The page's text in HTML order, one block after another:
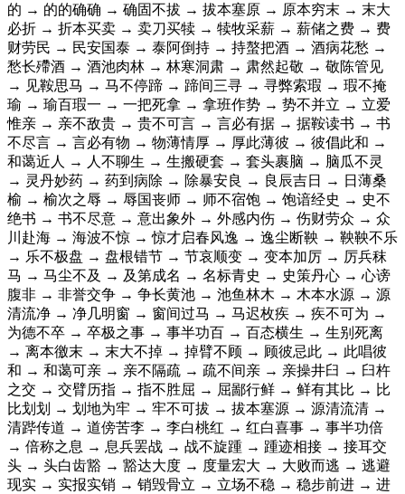
的 → 的的确确 → 确固不拔 → 拔本塞原 → 原本穷末 → 末大
必折 → 折本买卖 → 卖刀买犊 → 犊牧采薪 → 薪储之费 → 费
财劳民 → 民安国泰 → 泰阿倒持 → 持螯把酒 → 酒病花愁 →
愁长殢酒 → 酒池肉林 → 林寒洞肃 → 肃然起敬 → 敬陈管见
→ 见鞍思马 → 马不停蹄 → 蹄间三寻 → 寻弊索瑕 → 瑕不掩
瑜 → 瑜百瑕一 → 一把死拿 → 拿班作势 → 势不并立 → 立爱
惟亲 → 亲不敌贵 → 贵不可言 → 言必有据 → 据鞍读书 → 书
不尽言 → 言必有物 → 物薄情厚 → 厚此薄彼 → 彼倡此和 →
和蔼近人 → 人不聊生 → 生搬硬套 → 套头裹脑 → 脑瓜不灵
→ 灵丹妙药 → 药到病除 → 除暴安良 → 良辰吉日 → 日薄桑
榆 → 榆次之辱 → 辱国丧师 → 师不宿饱 → 饱谙经史 → 史不
绝书 → 书不尽意 → 意出象外 → 外感内伤 → 伤财劳众 → 众
川赴海 → 海波不惊 → 惊才启春风逸 → 逸尘断鞅 → 鞅鞅不乐
→ 乐不极盘 → 盘根错节 → 节哀顺变 → 变本加厉 → 厉兵秣
马 → 马尘不及 → 及第成名 → 名标青史 → 史策丹心 → 心谤
腹非 → 非誉交争 → 争长黄池 → 池鱼林木 → 木本水源 → 源
清流净 → 净几明窗 → 窗间过马 → 马迟枚疾 → 疾不可为 →
为德不卒 → 卒极之事 → 事半功百 → 百态横生 → 生别死离
→ 离本徼末 → 末大不掉 → 掉臂不顾 → 顾彼忌此 → 此唱彼
和 → 和蔼可亲 → 亲不隔疏 → 疏不间亲 → 亲操井臼 → 臼杵
之交 → 交臂历指 → 指不胜屈 → 屈鄙行鲜 → 鲜有其比 → 比
比划划 → 划地为牢 → 牢不可拔 → 拔本塞源 → 源清流清 →
清跸传道 → 道傍苦李 → 李白桃红 → 红白喜事 → 事半功倍
→ 倍称之息 → 息兵罢战 → 战不旋踵 → 踵迹相接 → 接耳交
头 → 头白齿豁 → 豁达大度 → 度量宏大 → 大败而逃 → 逃避
现实 → 实报实销 → 销毁骨立 → 立场不稳 → 稳步前进 → 进